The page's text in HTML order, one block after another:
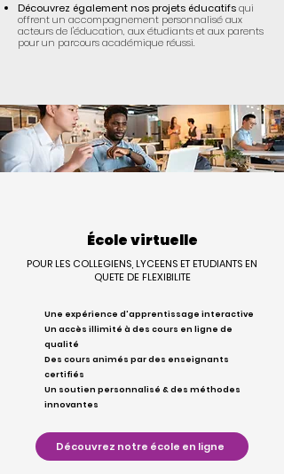
Découvrez également nos projets éducatifsqui
offrent un accompagnement personnalisé aux
acteurs de l'éducation, aux étudiants et aux parents
pour un parcours académique réussi.
École virtuelle
POUR LES COLLEGIENS, LYCEENS ET ETUDIANTS EN
QUETE DE FLEXIBILITE
Une expérience d'apprentissage interactive
Un accès illimité à des cours en ligne de
qualité
Des cours animés par des enseignants
certifiés
Un soutien personnalisé & des méthodes
innovantes
Découvrez notre école en ligne